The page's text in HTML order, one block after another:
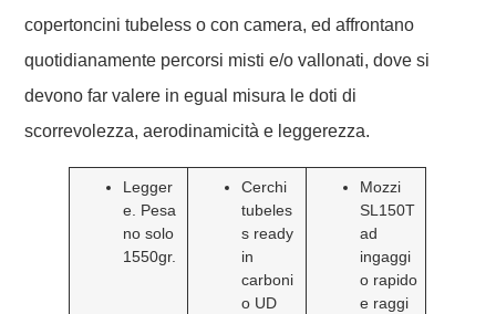
copertoncini tubeless o con camera, ed affrontano
quotidianamente percorsi misti e/o vallonati, dove si
devono far valere in egual misura le doti di
scorrevolezza, aerodinamicità e leggerezza.
Legger
e. Pesa
no solo
1550gr.
Cerchi
tubeles
s ready
in
carboni
o UD
Mozzi
SL150T
ad
ingaggi
o rapido
e raggi